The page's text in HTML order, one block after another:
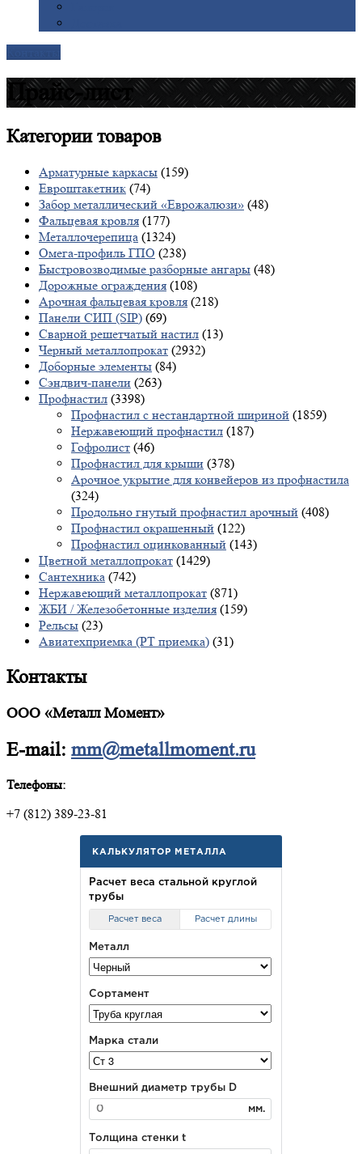
Прайс-лист
Категориитоваров
Арматурные каркасы (159)
Евроштакетник (74)
Забор металлический «Еврожалюзи» (48)
Фальцевая кровля (177)
Металлочерепица (1324)
Омега-профиль ГПО (238)
Быстровозводимые разборные ангары (48)
Дорожные ограждения (108)
Арочная фальцевая кровля (218)
Панели СИП (SIP) (69)
Сварной решетчатый настил (13)
Черный металлопрокат (2932)
Доборные элементы (84)
Сэндвич-панели (263)
Профнастил (3398)
Профнастил с нестандартной шириной (1859)
Нержавеющий профнастил (187)
Гофролист (46)
Профнастил для крыши (378)
Арочное укрытие для конвейеров из профнастила
(324)
Продольно гнутый профнастил арочный (408)
Профнастил окрашенный (122)
Профнастил оцинкованный (143)
Цветной металлопрокат (1429)
Сантехника (742)
Нержавеющий металлопрокат (871)
ЖБИ / Железобетонные изделия (159)
Рельсы (23)
Авиатехприемка (РТ приемка) (31)
Контакты
ООО «Металл Момент»
E-mail: mm@metallmoment.ru
Телефоны:
+7 (812) 389-23-81